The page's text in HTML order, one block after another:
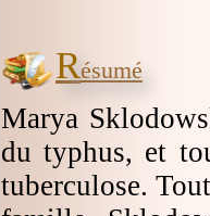
Résumé
Marya
du typhus, et
tuberculose.